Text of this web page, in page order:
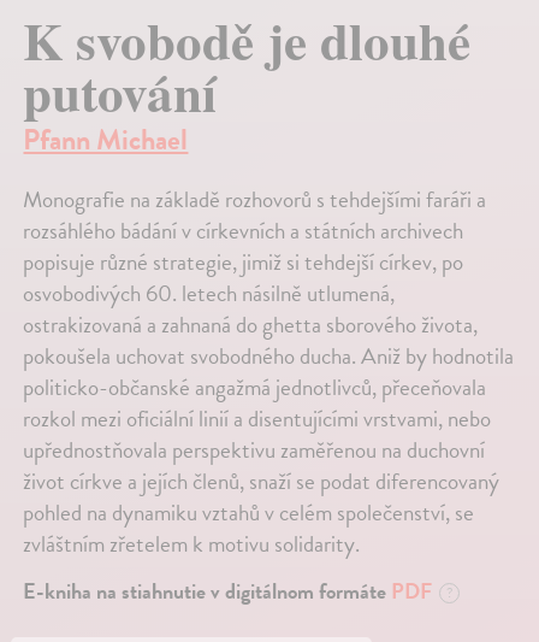
K svobodě je dlouhé
putování
Pfann Michael
Monografie na základě rozhovorů s tehdejšími faráři a
rozsáhlého bádání v církevních a státních archivech
popisuje různé strategie, jimiž si tehdejší církev, po
osvobodivých 60. letech násilně utlumená,
ostrakizovaná a zahnaná do ghetta sborového života,
pokoušela uchovat svobodného ducha. Aniž by hodnotila
politicko-občanské angažmá jednotlivců, přeceňovala
rozkol mezi oficiální linií a disentujícími vrstvami, nebo
upřednostňovala perspektivu zaměřenou na duchovní
život církve a jejích členů, snaží se podat diferencovaný
pohled na dynamiku vztahů v celém společenství, se
zvláštním zřetelem k motivu solidarity.
E-kniha na stiahnutie v digitálnom formáte PDF ?